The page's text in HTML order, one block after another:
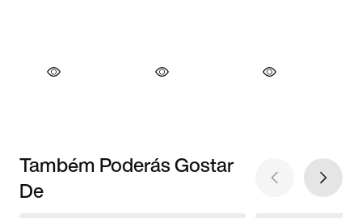
Também Poderás Gostar
De